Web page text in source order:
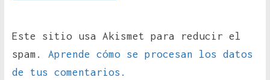
Este sitio usa Akismet para reducir el
spam. Aprende cómo se procesan los datos
de tus comentarios.